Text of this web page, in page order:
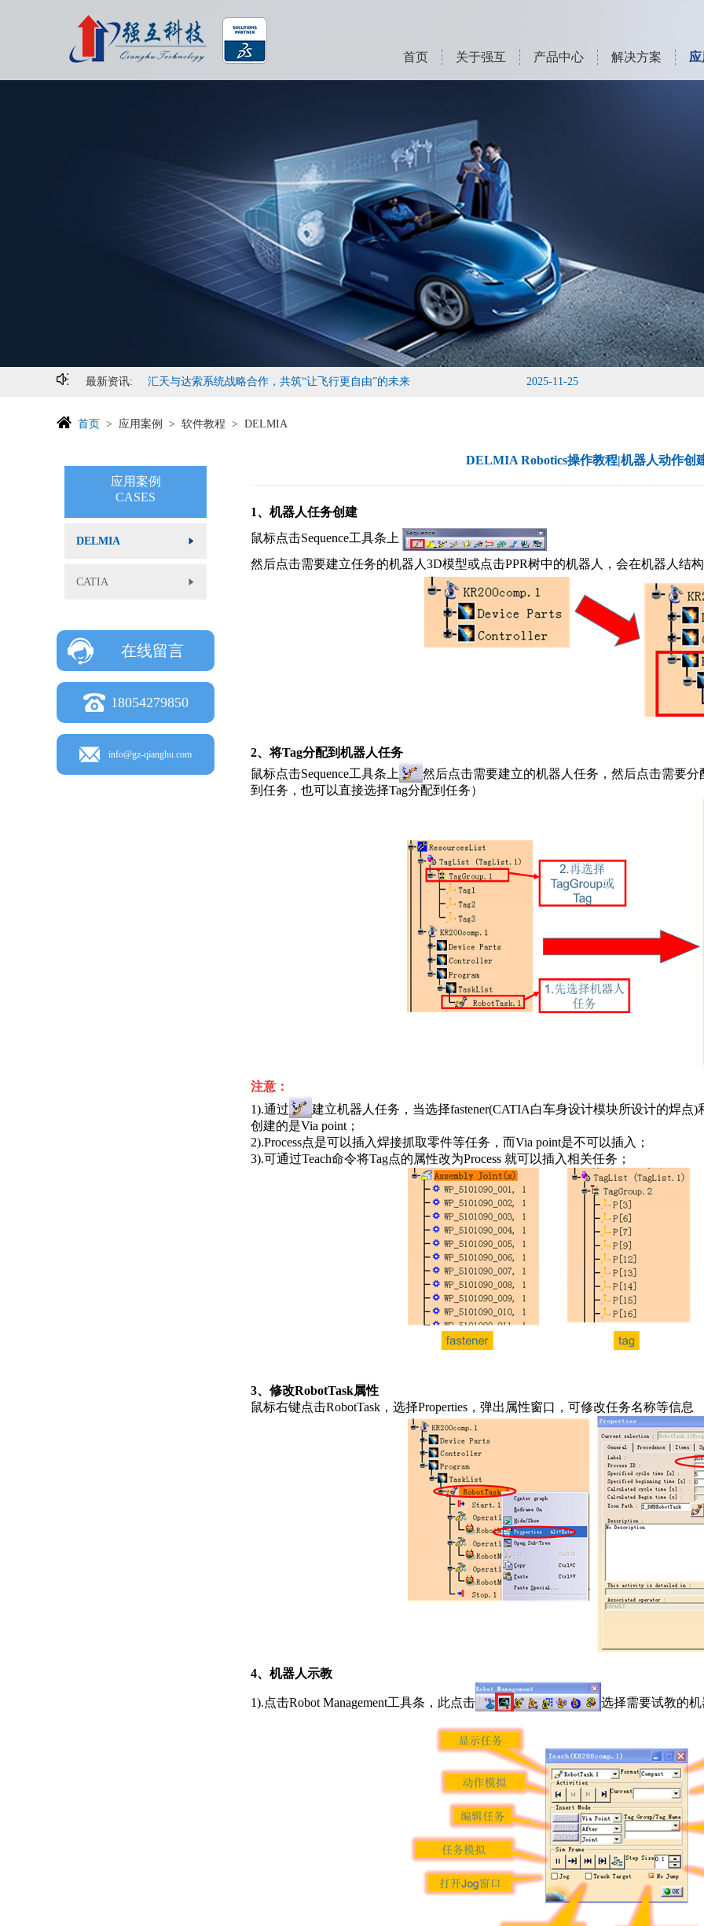
首页 关于强互 产品中心 解决方案
首页 应用案例 软件教程 DELMIA
应用案例
CASES
DELMIA
CATIA
在线留言
18054279850
info@gz-qianghu.com
DELMIA Robotics操作教程|机器人动作创
1、机器人任务创建
鼠标点击Sequence工具条上
然后点击需要建立任务的机器人3D模型或点击PPR树中的机器人，会在机器人结构
2、将Tag分配到机器人任务
鼠标点击Sequence工具条上
然后点击需要建立的机器人任务，然后点击需要分
到任务，也可以直接选择Tag分配到任务）
注意：
1).通过
建立机器人任务，当选择fastener(CATIA白车身设计模块所设计的焊点)
创建的是Via point；
2).Process点是可以插入焊接抓取零件等任务，而Via point是不可以插入；
3).可通过Teach命令将Tag点的属性改为Process 就可以插入相关任务；
3、修改RobotTask属性
鼠标右键点击RobotTask，选择Properties，弹出属性窗口，可修改任务名称等信息
4、机器人示教
1).点击Robot Management工具条，此点击 选择需要试教的机